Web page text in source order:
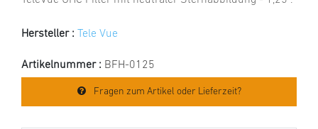
Hersteller : Tele Vue
Artikelnummer : BFH-0125
Fragen zum Artikel oder Lieferzeit?